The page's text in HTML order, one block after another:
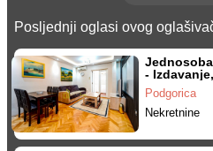
Posljednji oglasi ovog
-
mjesto
Podgorica
Nekretnine